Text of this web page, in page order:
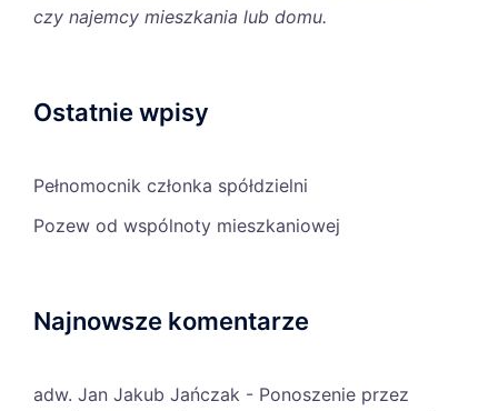
czy najemcy mieszkania lub domu.
Ostatnie wpisy
Pełnomocnik członka spółdzielni
Pozew od wspólnoty mieszkaniowej
Najnowsze komentarze
adw. Jan Jakub Jańczak - Ponoszenie przez